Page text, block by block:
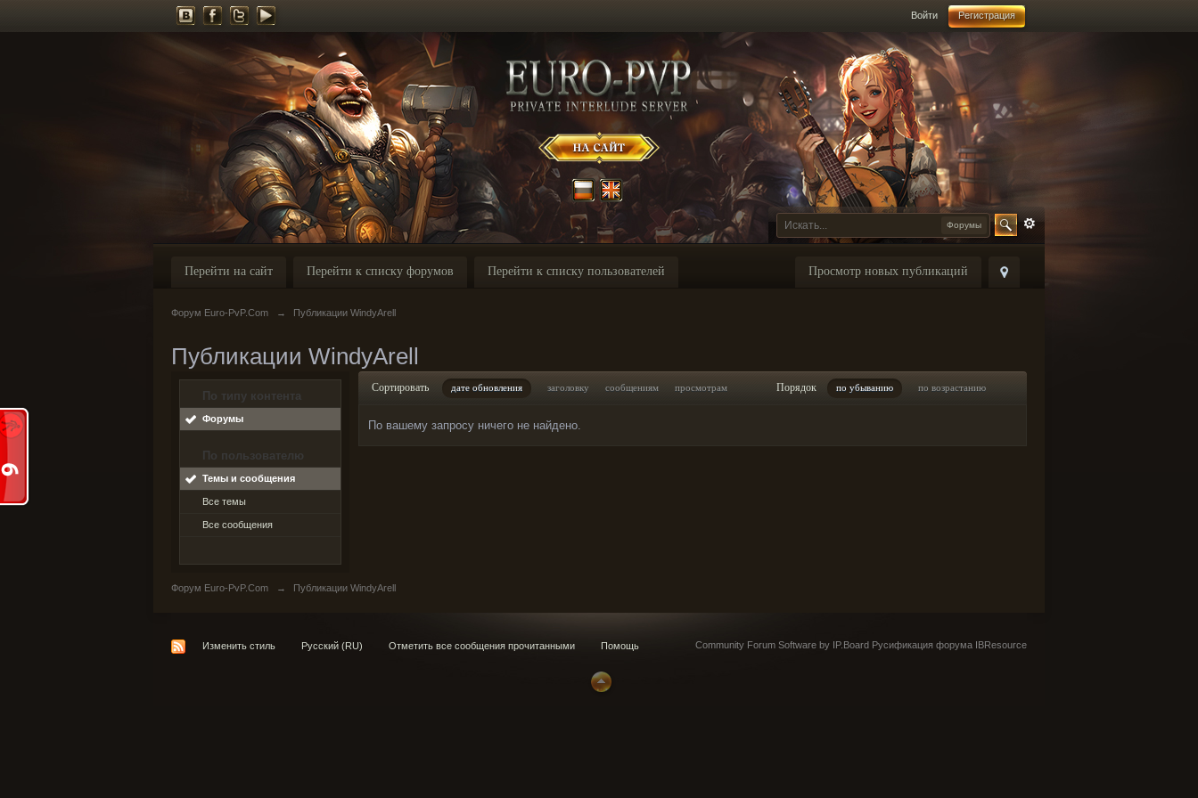
Войти Регистрация
Форумы
Просмотр новых публикаций
Перейти на сайт Перейти к списку форумов Перейти к списку пользователей
Форум Euro-PvP.Com → Публикации WindyArell
Публикации WindyArell
По типу контента
Форумы
По пользователю
Темы и сообщения
Все темы
Все сообщения
Сортировать дате обновления заголовку сообщениям просмотрам Порядок по убыванию по возрастанию
По вашему запросу ничего не найдено.
Форум Euro-PvP.Com → Публикации WindyArell
Изменить стиль Русский (RU) Отметить все сообщения прочитанными Помощь Community Forum Software by IP.Board Русификация форума IBResource